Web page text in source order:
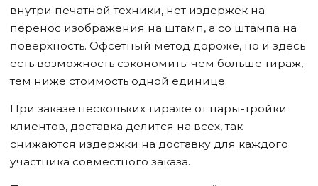
внутри печатной техники, нет издержек на
перенос изображения на штамп, а со штампа на
поверхность. Офсетный метод дороже, но и здесь
есть возможность сэкономить: чем больше тираж,
тем ниже стоимость одной единице.
При заказе нескольких тираже от пары-тройки
клиентов, доставка делится на всех, так
снижаются издержки на доставку для каждого
участника совместного заказа.